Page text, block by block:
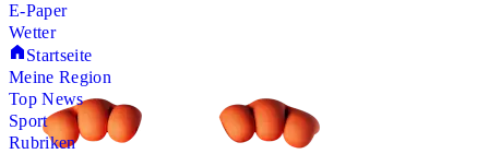
E-Paper
Wetter
Startseite
Meine Region
Top News
Sport
Rubriken